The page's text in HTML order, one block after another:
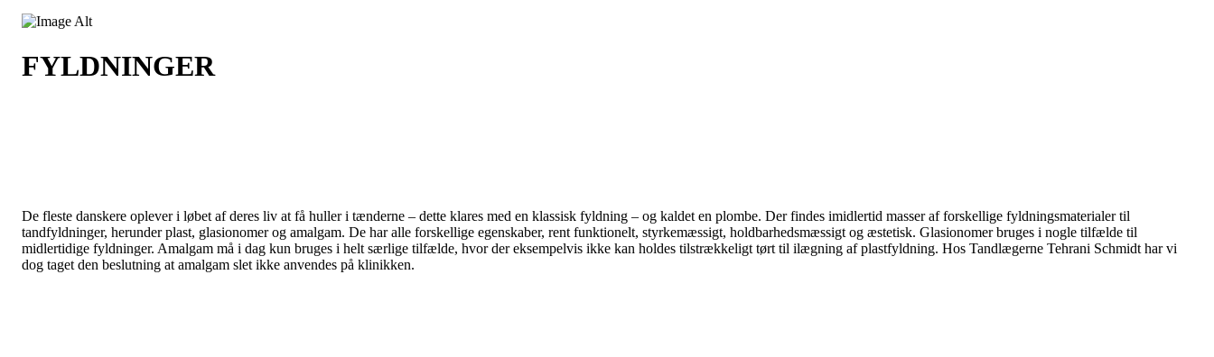
FYLDNINGER
De fleste danskere oplever i løbet af deres liv at få huller i tænderne – dette klares med en klassisk fyldning – og kaldet en plombe. Der findes imidlertid masser af forskellige fyldningsmaterialer til
tandfyldninger, herunder plast, glasionomer og amalgam. De har alle forskellige egenskaber, rent funktionelt, styrkemæssigt, holdbarhedsmæssigt og æstetisk. Glasionomer bruges i nogle tilfælde til
midlertidige fyldninger. Amalgam må i dag kun bruges i helt særlige tilfælde, hvor der eksempelvis ikke kan holdes tilstrækkeligt tørt til ilægning af plastfyldning. Hos Tandlægerne Tehrani Schmidt har vi
dog taget den beslutning at amalgam slet ikke anvendes på klinikken.